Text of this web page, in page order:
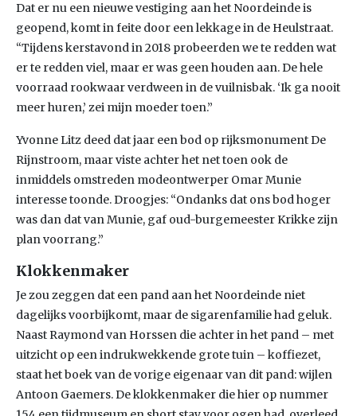
Dat er nu een nieuwe vestiging aan het Noordeinde is
geopend, komt in feite door een lekkage in de Heulstraat.
“Tijdens kerstavond in 2018 probeerden we te redden wat
er te redden viel, maar er was geen houden aan. De hele
voorraad rookwaar verdween in de vuilnisbak. ‘Ik ga nooit
meer huren,’ zei mijn moeder toen.”
Yvonne Litz deed dat jaar een bod op rijksmonument De
Rijnstroom, maar viste achter het net toen ook de
inmiddels omstreden modeontwerper Omar Munie
interesse toonde. Droogjes: “Ondanks dat ons bod hoger
was dan dat van Munie, gaf oud-burgemeester Krikke zijn
plan voorrang.”
Klokkenmaker
Je zou zeggen dat een pand aan het Noordeinde niet
dagelijks voorbijkomt, maar de sigarenfamilie had geluk.
Naast Raymond van Horssen die achter in het pand – met
uitzicht op een indrukwekkende grote tuin – koffiezet,
staat het boek van de vorige eigenaar van dit pand: wijlen
Antoon Gaemers. De klokkenmaker die hier op nummer